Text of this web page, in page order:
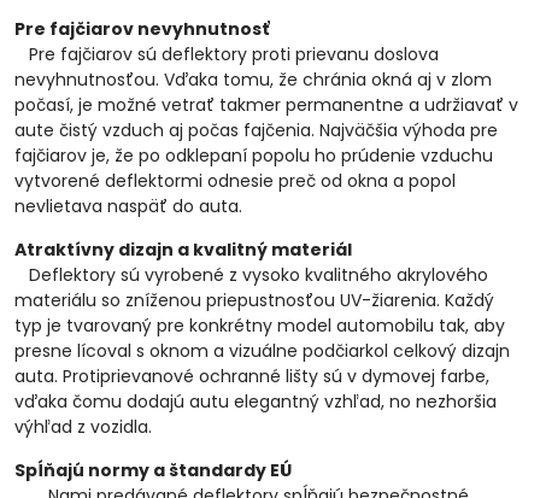
Pre fajčiarov nevyhnutnosť
Pre fajčiarov sú deflektory proti prievanu doslova
nevyhnutnosťou. Vďaka tomu, že chránia okná aj v zlom
počasí, je možné vetrať takmer permanentne a udržiavať v
aute čistý vzduch aj počas fajčenia. Najväčšia výhoda pre
fajčiarov je, že po odklepaní popolu ho prúdenie vzduchu
vytvorené deflektormi odnesie preč od okna a popol
nevlietava naspäť do auta.
Atraktívny dizajn a kvalitný materiál
Deflektory sú vyrobené z vysoko kvalitného akrylového
materiálu so zníženou priepustnosťou UV-žiarenia. Každý
typ je tvarovaný pre konkrétny model automobilu tak, aby
presne lícoval s oknom a vizuálne podčiarkol celkový dizajn
auta. Protiprievanové ochranné lišty sú v dymovej farbe,
vďaka čomu dodajú autu elegantný vzhľad, no nezhoršia
výhľad z vozidla.
Spĺňajú normy a štandardy EÚ